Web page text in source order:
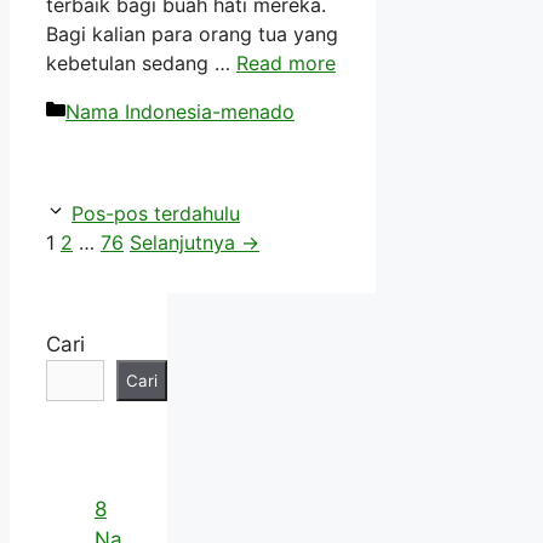
Bagi kalian para orang tua yang
kebetulan sedang … Read more
Kategori
Nama Indonesia-menado
Pos-pos terdahulu
Halaman
1 Halaman
2 … Halaman
76 Selanjutnya →
Cari
Cari
8